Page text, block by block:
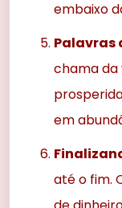
embaixo
Palavras
chama da
em
até o fim.